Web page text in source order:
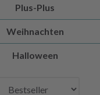
Plus-Plus
Weihnachten
Halloween